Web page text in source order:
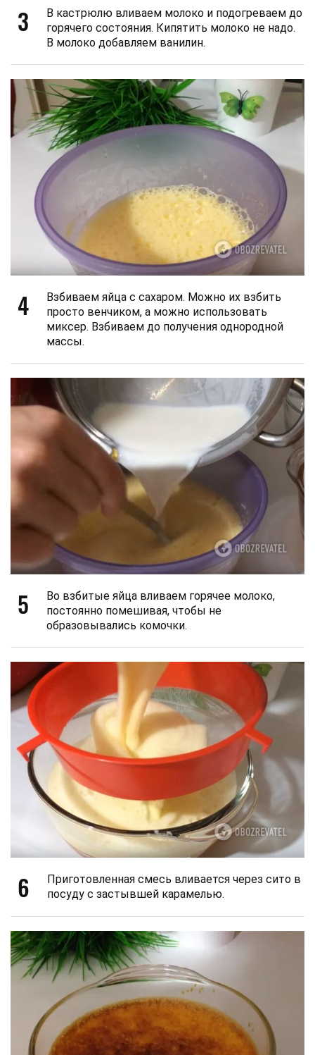
3
В кастрюлю вливаем молоко и подогреваем до
горячего состояния. Кипятить молоко не надо.
В молоко добавляем ванилин.
4
Взбиваем яйца с сахаром. Можно их взбить
просто венчиком, а можно использовать
миксер. Взбиваем до получения однородной
массы.
5
Во взбитые яйца вливаем горячее молоко,
постоянно помешивая, чтобы не
образовывались комочки.
6
Приготовленная смесь вливается через сито в
посуду с застывшей карамелью.